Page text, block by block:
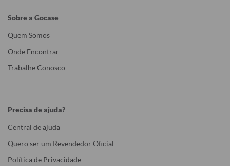
Sobre a Gocase
Quem Somos
Onde Encontrar
Trabalhe Conosco
Precisa de ajuda?
Central de ajuda
Quero ser um Revendedor Oficial
Política de Privacidade